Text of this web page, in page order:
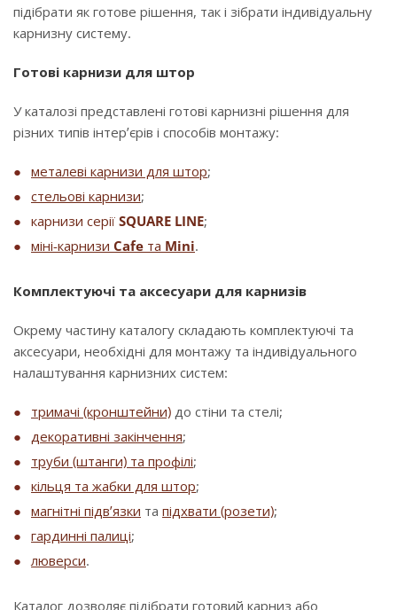
підібрати як готове рішення, так і зібрати індивідуальну
карнизну систему.
Готові карнизи для штор
У каталозі представлені готові карнизні рішення для
різних типів інтер’єрів і способів монтажу:
металеві карнизи для штор;
стельові карнизи;
карнизи серії SQUARE LINE;
міні-карнизи Cafe та Mini.
Комплектуючі та аксесуари для карнизів
Окрему частину каталогу складають комплектуючі та
аксесуари, необхідні для монтажу та індивідуального
налаштування карнизних систем:
тримачі (кронштейни) до стіни та стелі;
декоративні закінчення;
труби (штанги) та профілі;
кільця та жабки для штор;
магнітні підв’язки та підхвати (розети);
гардинні палиці;
люверси.
Каталог дозволяє підібрати готовий карниз або